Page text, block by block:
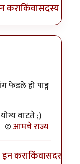
कराकिंवासदस्य व्हा
अवलिया
फेडले हो पाङ्ग
वाटते ;)
आमचे राज्य
कराकिंवासदस्य व्हा